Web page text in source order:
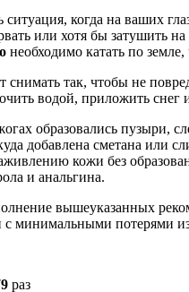
ситуация, когда на ваших
или хотя бы затушить на
необходимо катать по
снимать так, чтобы не
водой, приложить
образовались пузыри,
добавлена сметана или
кожи без
и анальгина.
вышеуказанных
минимальными потерями
раз